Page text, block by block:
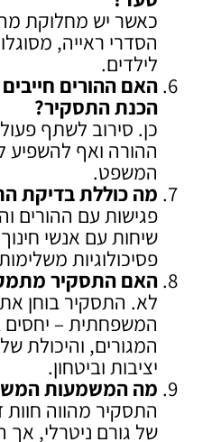
כאשר יש מחלוקת
הסדרי ראייה,
לילדים.
האם ההורים
הכנת התסקיר?
כן. סירוב לשתף
ההורה ואף
המשפט.
מה כוללת בדיקת
פגישות עם ההורים
שיחות עם אנשי
פסיכולוגיות
האם התסקיר
לא. התסקיר בוחן
המשפחתית – יחסים
המגורים, והיכולת
יציבות וביטחון.
מה המשמעות
התסקיר מהווה
של גורם ניטרלי,